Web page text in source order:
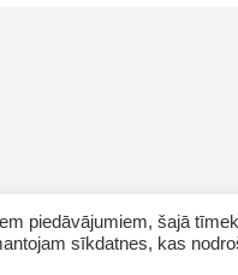
piedāvājumiem, šajā
sīkdatnes, kas